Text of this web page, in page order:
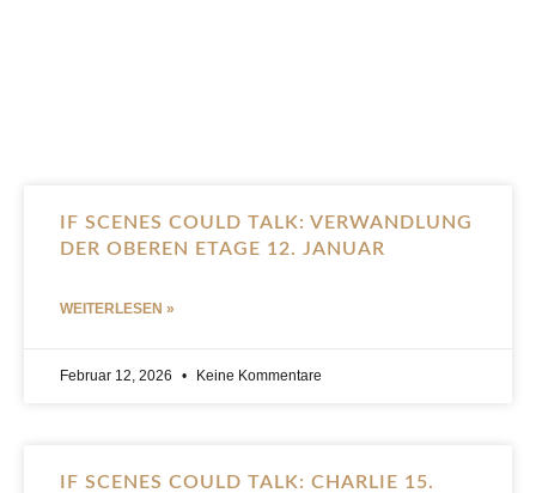
IF SCENES COULD TALK: VERWANDLUNG
DER OBEREN ETAGE 12. JANUAR
WEITERLESEN »
Februar 12, 2026 Keine Kommentare
IF SCENES COULD TALK: CHARLIE 15.